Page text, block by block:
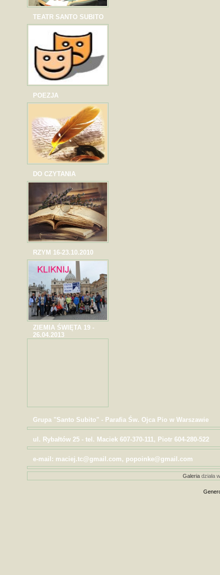
TEATR SANTO SUBITO
POEZJA
DO CZYTANIA
RZYM 16-23.10.2010
ZIEMIA ŚWIĘTA 19 -
26.04.2013
Grupa "Santo Subito" - Parafia Św. Ojca Pio w Warszawie
ul. Rybałtów 25 - tel. Maciek 607-370-111, Piotr 604-280-522
e-mail: maciej.tc@gmail.com, popoinke@gmail.com
Galeriadziała